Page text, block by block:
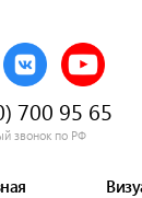
700 95 65
звонок по РФ